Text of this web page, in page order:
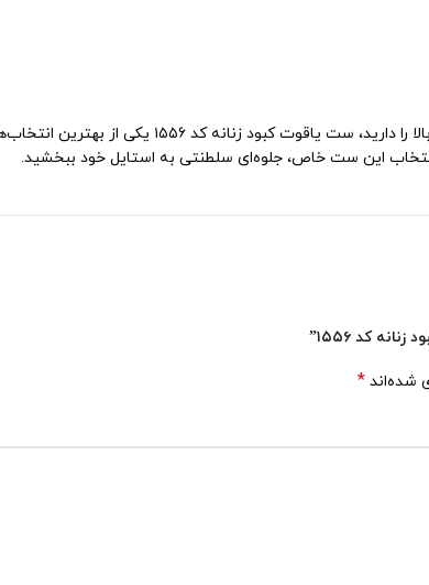
اگر قصد خرید نقره نقره لوکس زنانه با
انتخاب این ست خاص، جلوه‌ای سلطنتی به استایل خود ببخشید.
کد ۱۵۵۶”
شده‌اند *